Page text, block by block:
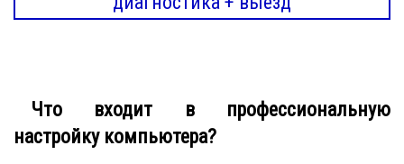
Что входит в профессиональную
настройку компьютера?